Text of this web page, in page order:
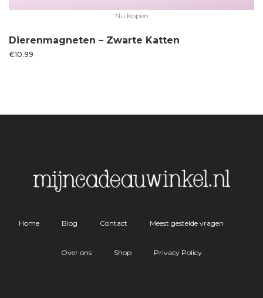
Nu Kopen
Dierenmagneten – Zwarte Katten
€10.99
Home Blog Contact Meest gestelde vragen
Over ons Shop Privacy Policy